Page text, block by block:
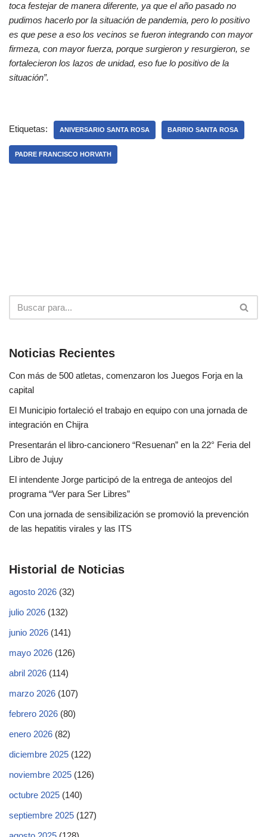
toca festejar de manera diferente, ya que el año pasado no
pudimos hacerlo por la situación de pandemia, pero lo positivo
es que pese a eso los vecinos se fueron integrando con mayor
firmeza, con mayor fuerza, porque surgieron y resurgieron, se
fortalecieron los lazos de unidad, eso fue lo positivo de la
situación”.
Etiquetas: ANIVERSARIO SANTA ROSA BARRIO SANTA ROSA
PADRE FRANCISCO HORVATH
Noticias Recientes
Con más de 500 atletas, comenzaron los Juegos Forja en la
capital
El Municipio fortaleció el trabajo en equipo con una jornada de
integración en Chijra
Presentarán el libro-cancionero “Resuenan” en la 22° Feria del
Libro de Jujuy
El intendente Jorge participó de la entrega de anteojos del
programa “Ver para Ser Libres”
Con una jornada de sensibilización se promovió la prevención
de las hepatitis virales y las ITS
Historial de Noticias
agosto 2026 (32)
julio 2026 (132)
junio 2026 (141)
mayo 2026 (126)
abril 2026 (114)
marzo 2026 (107)
febrero 2026 (80)
enero 2026 (82)
diciembre 2025 (122)
noviembre 2025 (126)
octubre 2025 (140)
septiembre 2025 (127)